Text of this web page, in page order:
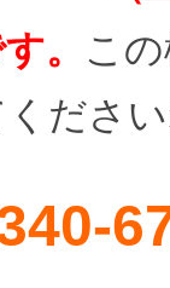
。 こ
ださい